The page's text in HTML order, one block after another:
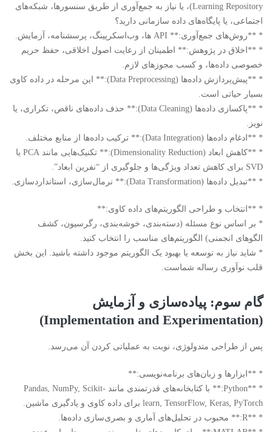
Learning Repository)، یا نیاز به جمع‌آوری از طریق سنسورها، شبکه‌های
اجتماعی، یا پایگاه‌های داده سازمانی دارید؟
* **روش‌های جمع‌آوری:** API ها، وب‌اسکرپینگ، پرسشنامه، آزمایش.
* **اخلاق در پژوهش:** اطمینان از رعایت اصول اخلاقی، حفظ حریم
خصوصی داده‌ها، و کسب مجوزهای لازم.
* **پیش‌پردازش داده‌ها (Data Preprocessing):** این مرحله در داده کاوی
بسیار حیاتی است.
* **پاکسازی داده‌ها (Data Cleaning):** حذف داده‌های ناقص، تکراری، یا
نویز.
* **ادغام داده‌ها (Data Integration):** ترکیب داده‌ها از منابع مختلف.
* **کاهش ابعاد (Dimensionality Reduction):** تکنیک‌هایی مانند PCA یا
SVD برای کاهش تعداد ویژگی‌ها و جلوگیری از “نفرین ابعاد”.
* **تبدیل داده‌ها (Data Transformation):** نرمال‌سازی، استانداردسازی.
* **انتخاب و طراحی الگوریتم‌های داده کاوی:**
* بر اساس نوع مسئله (دسته‌بندی، خوشه‌بندی، رگرسیون، کشف
الگوهای انجمنی) الگوریتم‌های مناسب را انتخاب کنید.
* شاید نیاز به توسعه یا بهبود یک الگوریتم موجود داشته باشید. این بخش
قلب نوآوری رساله شماست.
گام سوم: پیاده‌سازی و آزمایش
(Implementation and Experimentation)
پس از طراحی متدولوژی، نوبت به عملیاتی کردن آن می‌رسد.
* **ابزارها و زبان‌های برنامه‌نویسی:**
* **Python:** با کتابخانه‌های قدرتمندی مانند Pandas, NumPy, Scikit-
learn, TensorFlow, Keras, PyTorch برای داده کاوی و یادگیری ماشین.
* **R:** محبوب در تحلیل‌های آماری و بصری‌سازی داده‌ها.